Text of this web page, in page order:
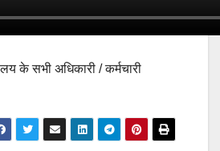
के सभी अधिकारी / कर्मचारी